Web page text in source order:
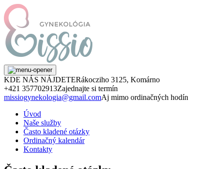
KDE NÁS NÁJDETERákocziho 3125, Komárno
+421 357702913Zajednajte si termín
missiogynekologia@gmail.comAj mimo ordinačných hodín
Úvod
Naše služby
Často kladené otázky
Ordinačný kalendár
Kontakty